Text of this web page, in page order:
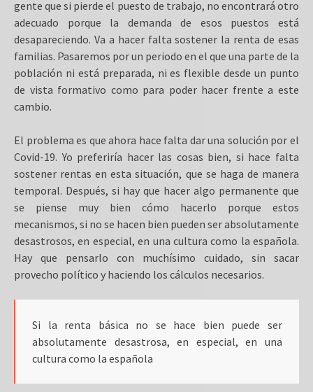
gente que si pierde el puesto de trabajo, no encontrará otro
adecuado porque la demanda de esos puestos está
desapareciendo. Va a hacer falta sostener la renta de esas
familias. Pasaremos por un periodo en el que una parte de la
población ni está preparada, ni es flexible desde un punto
de vista formativo como para poder hacer frente a este
cambio.
El problema es que ahora hace falta dar una solución por el
Covid-19. Yo preferiría hacer las cosas bien, si hace falta
sostener rentas en esta situación, que se haga de manera
temporal. Después, si hay que hacer algo permanente que
se piense muy bien cómo hacerlo porque estos
mecanismos, si no se hacen bien pueden ser absolutamente
desastrosos, en especial, en una cultura como la española.
Hay que pensarlo con muchísimo cuidado, sin sacar
provecho político y haciendo los cálculos necesarios.
Si la renta básica no se hace bien puede ser
absolutamente desastrosa, en especial, en una
cultura como la española